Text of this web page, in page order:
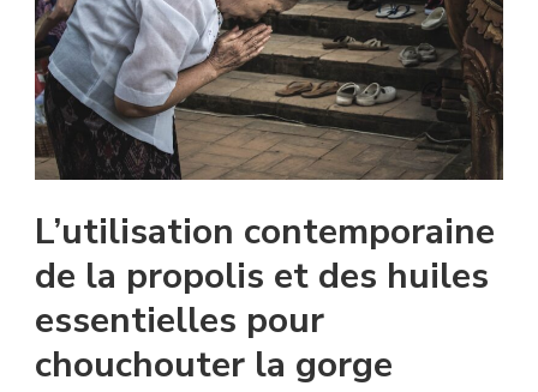
L’utilisation contemporaine
de la propolis et des huiles
essentielles pour
chouchouter la gorge